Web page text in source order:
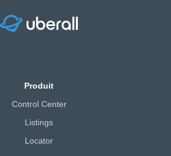
Produit
Control Center
Listings
Locator